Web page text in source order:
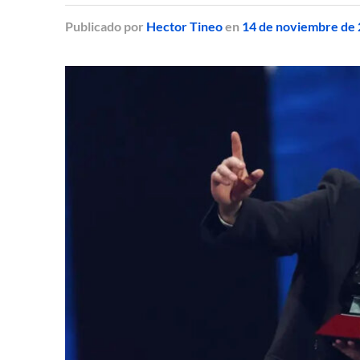
Publicado por Hector Tineoen 14 de noviembre de